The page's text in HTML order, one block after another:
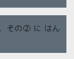
その② に はん